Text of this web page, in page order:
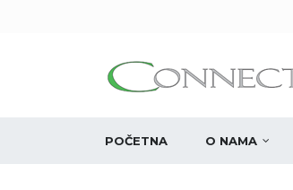
POČETNA O NAMA